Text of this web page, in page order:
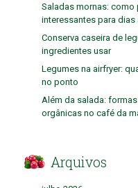
Saladas mornas:
interessantes para dias
Conserva caseira de
ingredientes usar
Legumes na airfryer:
no ponto
Além da salada:
orgânicas no café da
Arquivos